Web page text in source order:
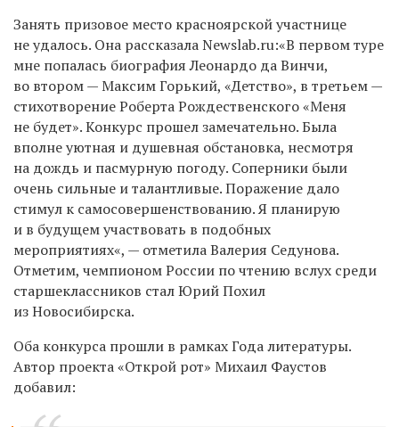
Занять призовое место красноярской участнице
не удалось. Она рассказала Newslab.ru:«В первом туре
мне попалась биография Леонардо да Винчи,
во втором — Максим Горький, «Детство», в третьем —
стихотворение Роберта Рождественского «Меня
не будет». Конкурс прошел замечательно. Была
вполне уютная и душевная обстановка, несмотря
на дождь и пасмурную погоду. Соперники были
очень сильные и талантливые. Поражение дало
стимул к самосовершенствованию. Я планирую
и в будущем участвовать в подобных
мероприятиях«, — отметила Валерия Седунова.
Отметим, чемпионом России по чтению вслух среди
старшеклассников стал Юрий Похил
из Новосибирска.
Оба конкурса прошли в рамках Года литературы.
Автор проекта «Открой рот» Михаил Фаустов
добавил: